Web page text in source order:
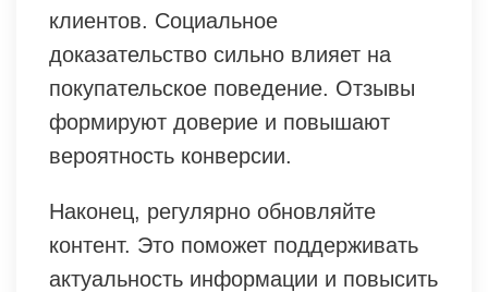
клиентов. Социальное
доказательство сильно влияет на
покупательское поведение. Отзывы
формируют доверие и повышают
вероятность конверсии.
Наконец, регулярно обновляйте
контент. Это поможет поддерживать
актуальность информации и повысить